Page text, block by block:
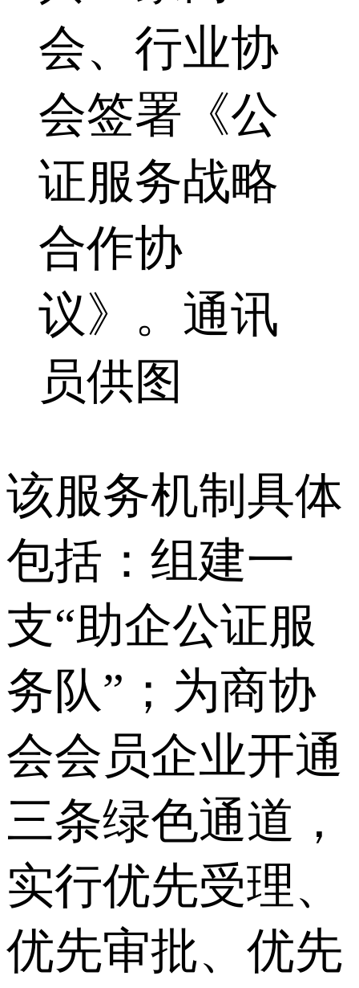
会、行业协
会签署《公
证服务战略
合作协
议》。通讯
员供图
该服务机制具体
包括：组建一
支“助企公证服
务队”；为商协
会会员企业开通
三条绿色通道，
实行优先受理、
优先审批、优先